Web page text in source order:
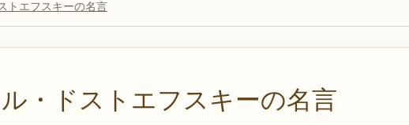
トエフスキーの名言
・ドストエフスキーの名言